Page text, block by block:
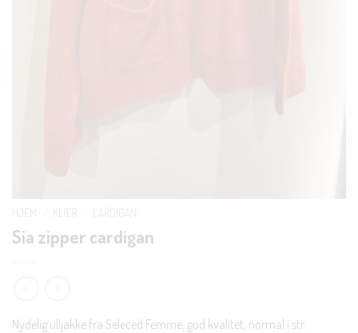
Sia zipper cardigan
Nydelig ulljakke fra Seleced Femme, god kvalitet, normal i str.